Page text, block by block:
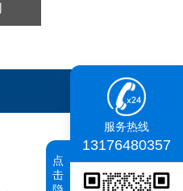
服务热线
13176480357
点
击